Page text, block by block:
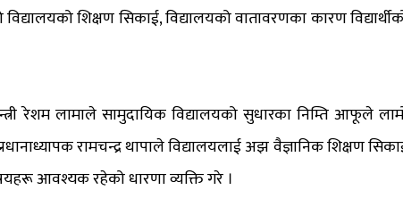
शिक्षण सिकाई, विद्यालयको वातावरणका कारण
रेशम लामाले सामुदायिक विद्यालयको सुधारका निम्ति आफूले
रामचन्द्र थापाले विद्यालयलाई अझ वैज्ञानिक शिक्षण
आवश्यक रहेको धारणा व्यक्ति गरे ।